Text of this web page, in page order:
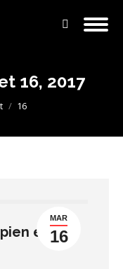
Search:
16, 2017
16
MAR
16
eu